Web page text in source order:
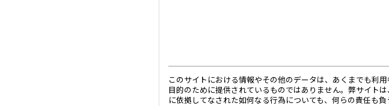
このサイトにおける情報やその他のデータは、あくまでも利
目的のために提供されているものではありません。弊サイト
に依拠してなされた如何なる行為についても、何らの責任も負